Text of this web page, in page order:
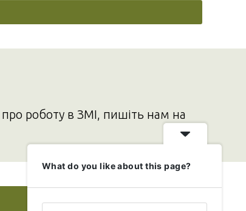
про роботу в ЗМІ, пишіть нам на
Додати свою новину
What do you like about this page?